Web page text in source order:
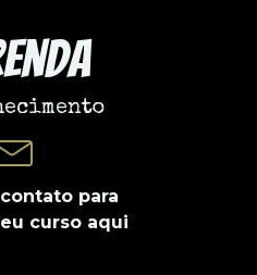
para
curso aqui